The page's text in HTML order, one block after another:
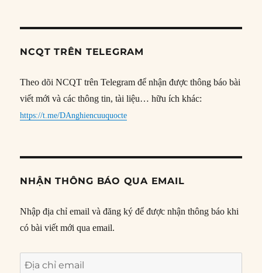
NCQT TRÊN TELEGRAM
Theo dõi NCQT trên Telegram để nhận được thông báo bài
viết mới và các thông tin, tài liệu… hữu ích khác:
https://t.me/DAnghiencuuquocte
NHẬN THÔNG BÁO QUA EMAIL
Nhập địa chỉ email và đăng ký để được nhận thông báo khi
có bài viết mới qua email.
Địa